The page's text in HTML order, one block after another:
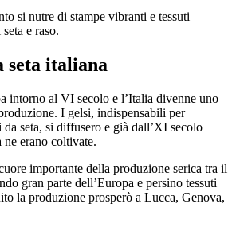
si nutre di stampe vibranti e tessuti
e raso.
seta italiana
intorno al VI secolo e l’Italia divenne uno
I gelsi, indispensabili per
da seta, si diffusero e già dall’XI secolo
ne erano coltivate.
importante della produzione serica tra il
gran parte dell’Europa e persino tessuti
la produzione prosperò a Lucca, Genova,